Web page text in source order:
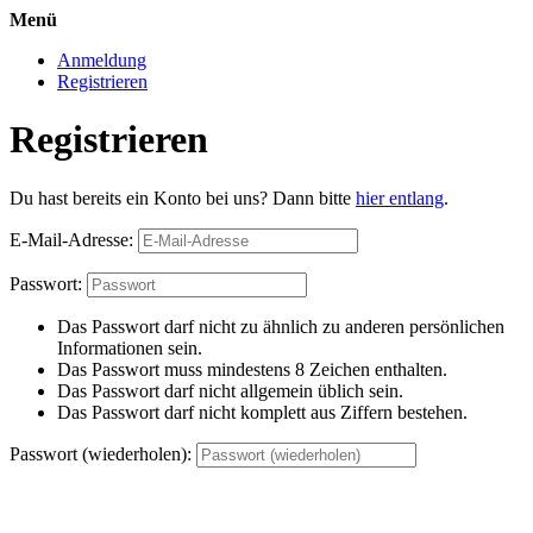
Menü
Anmeldung
Registrieren
Registrieren
Du hast bereits ein Konto bei uns? Dann bitte hier entlang.
E-Mail-Adresse:
Passwort:
Das Passwort darf nicht zu ähnlich zu anderen persönlichen
Informationen sein.
Das Passwort muss mindestens 8 Zeichen enthalten.
Das Passwort darf nicht allgemein üblich sein.
Das Passwort darf nicht komplett aus Ziffern bestehen.
Passwort (wiederholen):